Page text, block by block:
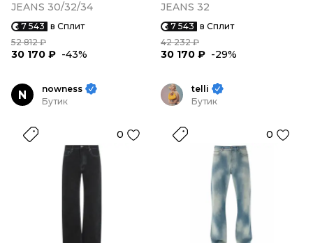
JEANS 30/32/34
7 543 в Сплит
52 812 ₽
30 170 ₽ -43%
JEANS 32
7 543 в Сплит
42 232 ₽
30 170 ₽ -29%
N
nowness
Бутик
0
telli
Бутик
0